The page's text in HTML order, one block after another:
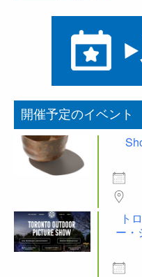
開催予定のイベント
ト
ー・